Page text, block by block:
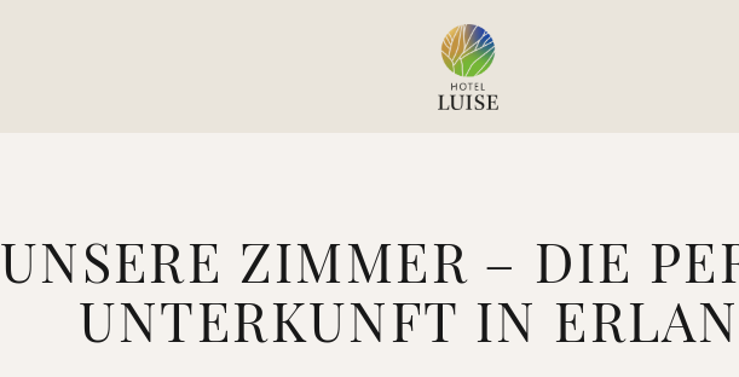
UNSERE ZIMMER – DIE
UNTERKUNFT IN